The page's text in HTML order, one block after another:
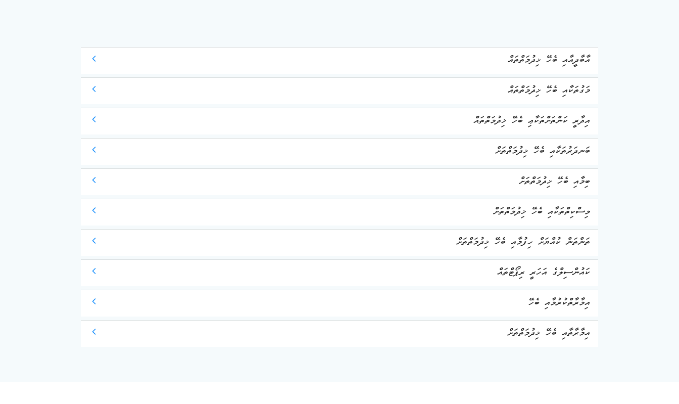
އާބާދީއާއި ބެހޭ ޚިދުމަތްތައް
މަގުތަކާއި ބެހޭ ޚިދުމަތްތައް
އިދާރީ ކަންތަށްތަކާޢި ބެހޭ ޚިދުމަތްތައް
ބަނދަރުތަކާއި ބެހޭ ޚިދުމަތްތަށް
ބިމާއި ބެހޭ ޚިދުމަތްތަށް
މިސްކިތްތަކާއި ބެހޭ ޚިދުމަތްތަށް
ތަންތަން ކުއްޔަށް ހިފުމާއި ބެހޭ ޚިދުމަތްތަށް
ކައުންސިލްގެ އަހަރީ ރިޕޯޓްތައް
އިމާރާތްކުރުމާއި ބެހޭ
އިމާރާތާއި ބެހޭ ޚިދުމަތްތަށް